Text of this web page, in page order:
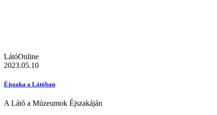
LátóOnline
2023.05.10
Éjszaka a Látóban
A Látó a Múzeumok Éjszakáján